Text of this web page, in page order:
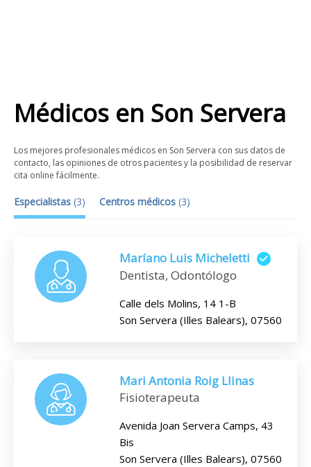
Médicos en Son Servera
Los mejores profesionales médicos en Son Servera con sus datos de
contacto, las opiniones de otros pacientes y la posibilidad de reservar
cita online fácilmente.
Especialistas (3) Centros médicos (3)
Maríano Luis Micheletti
Dentista, Odontólogo
Calle dels Molins, 14 1-B
Son Servera (Illes Balears), 07560
Mari Antonia Roig Llinas
Fisioterapeuta
Avenida Joan Servera Camps, 43
Bis
Son Servera (Illes Balears), 07560